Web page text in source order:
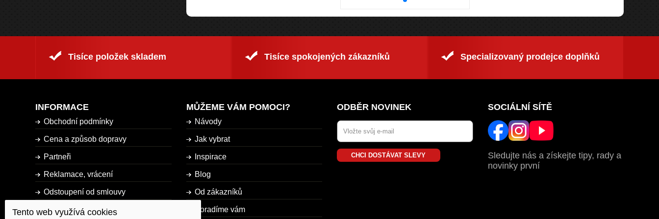
Tisíce položek skladem Tisíce spokojených zákazníků Specializovaný prodejce doplňků
INFORMACE
Obchodní podmínky
Cena a způsob dopravy
Partneři
Reklamace, vrácení
Odstoupení od smlouvy
Dostupnost zboží
MŮŽEME VÁM POMOCI?
Návody
Jak vybrat
Inspirace
Blog
Od zákazníků
Poradíme vám
ODBĚR NOVINEK
CHCI DOSTÁVAT SLEVY
SOCIÁLNÍ SÍTĚ
Sledujte nás a získejte tipy, rady a
novinky první
Tento web využívá cookies